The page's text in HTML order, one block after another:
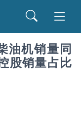
油机销量同
股销量占比